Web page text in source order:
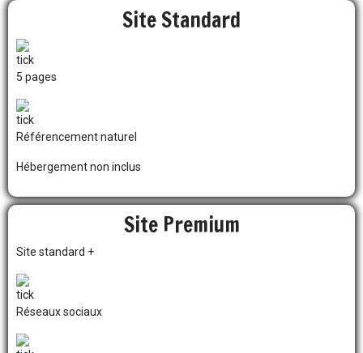
Site Standard
5 pages
Référencement naturel
Hébergement non inclus
Site Premium
Site standard +
Réseaux sociaux